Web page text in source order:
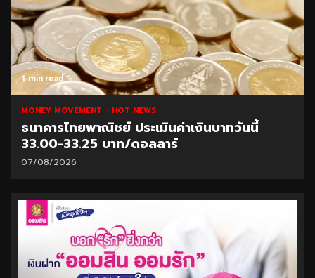
1 min read
MONEY MOVEMENT HOT NEWS
ธนาคารไทยพาณิชย์ ประเมินค่าเงินบาทวันนี้
33.00-33.25 บาท/ดอลลาร์
07/08/2026